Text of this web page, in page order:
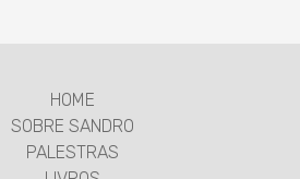
HOME
SOBRE SANDRO
PALESTRAS